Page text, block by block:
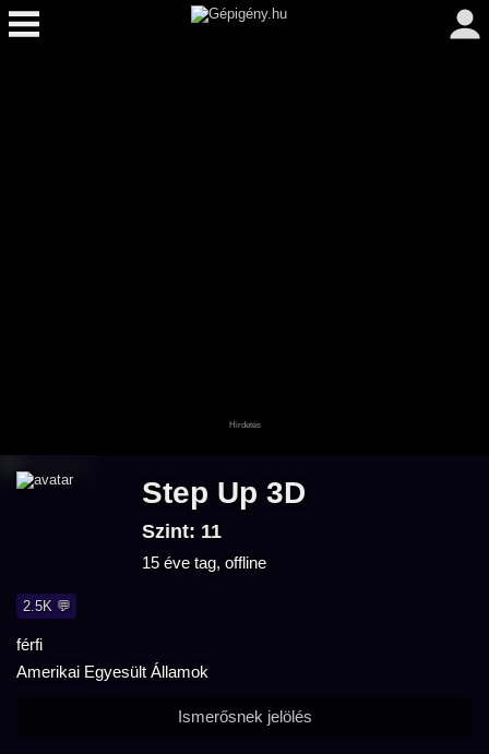
Step Up 3D
Szint: 11
15 éve tag, offline
2.5K 💬
férfi
Amerikai Egyesült Államok
Ismerősnek jelölés